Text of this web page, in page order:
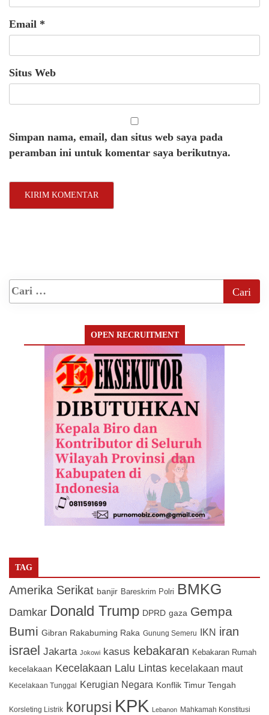
Email *
Situs Web
Simpan nama, email, dan situs web saya pada
peramban ini untuk komentar saya berikutnya.
OPEN RECRUITMENT
TAG
Amerika Serikat banjir Bareskrim Polri BMKG
Damkar Donald Trump DPRD gaza Gempa
Bumi Gibran Rakabuming Raka Gunung Semeru IKN iran
israel Jakarta Jokowi kasus kebakaran Kebakaran Rumah
kecelakaan Kecelakaan Lalu Lintas kecelakaan maut
Kecelakaan Tunggal Kerugian Negara Konflik Timur Tengah
Korsleting Listrik korupsi KPK Lebanon Mahkamah Konstitusi